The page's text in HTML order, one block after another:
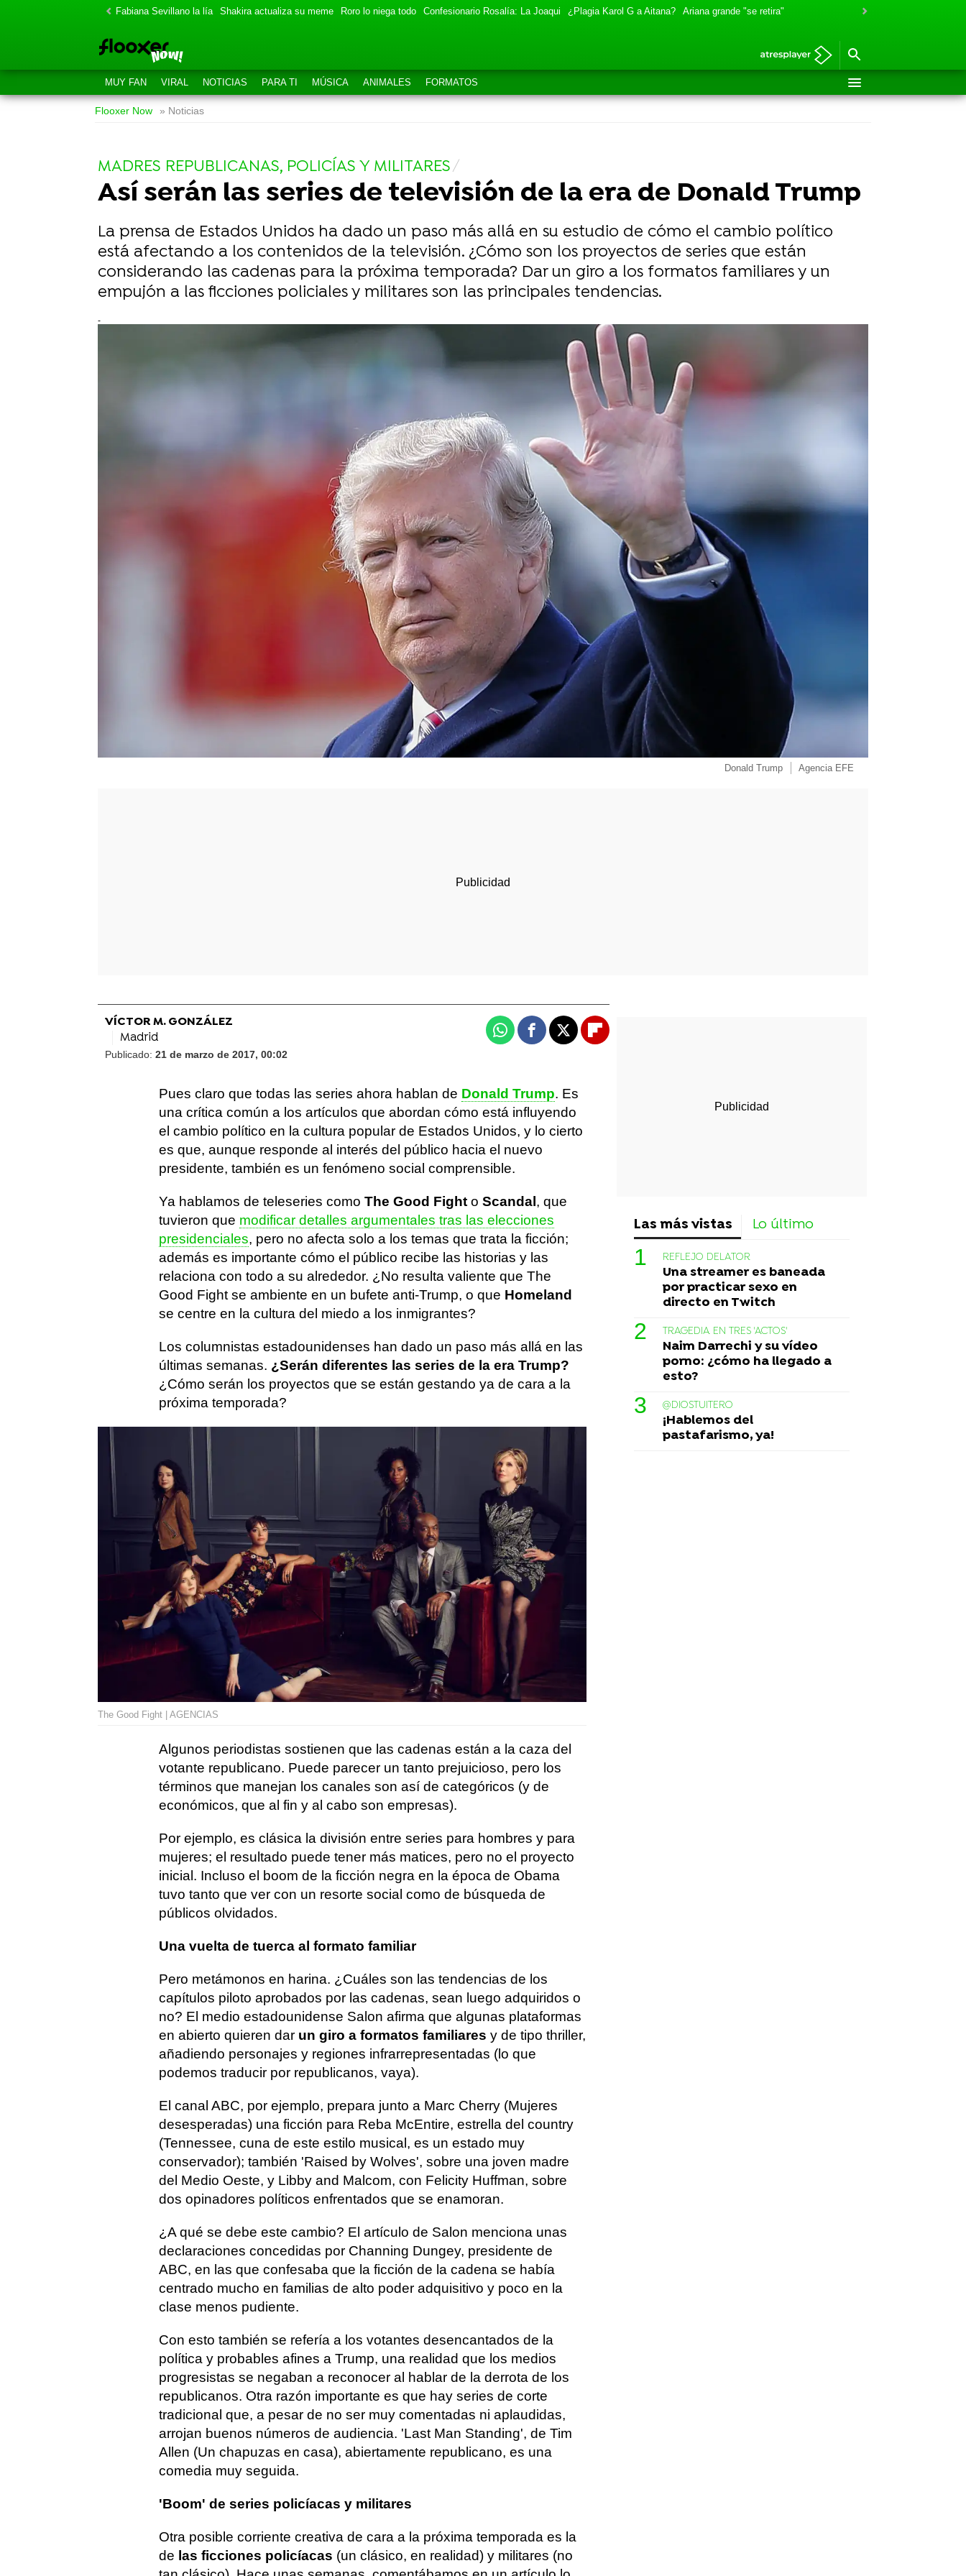
Fabiana Sevillano la lía Shakira actualiza su meme Roro lo niega todo Confesionario Rosalía: La Joaqui ¿Plagia Karol G a Aitana? Ariana grande "se retira"
MUY FAN VIRAL NOTICIAS PARA TI MÚSICA ANIMALES FORMATOS
Flooxer Now » Noticias
MADRES REPUBLICANAS, POLICÍAS Y MILITARES
Así serán las series de televisión de la era de Donald Trump
La prensa de Estados Unidos ha dado un paso más allá en su estudio de cómo el cambio político
está afectando a los contenidos de la televisión. ¿Cómo son los proyectos de series que están
considerando las cadenas para la próxima temporada? Dar un giro a los formatos familiares y un
empujón a las ficciones policiales y militares son las principales tendencias.
-
Donald Trump Agencia EFE
VÍCTOR M. GONZÁLEZ
Madrid
Publicado: 21 de marzo de 2017, 00:02
WhatsappFacebook
X Flipboard
Pues claro que todas las series ahora hablan de Donald Trump. Es
una crítica común a los artículos que abordan cómo está influyendo
el cambio político en la cultura popular de Estados Unidos, y lo cierto
es que, aunque responde al interés del público hacia el nuevo
presidente, también es un fenómeno social comprensible.
Ya hablamos de teleseries como The Good Fight o Scandal , que
tuvieron que modificar detalles argumentales tras las elecciones
presidenciales, pero no afecta solo a los temas que trata la ficción;
además es importante cómo el público recibe las historias y las
relaciona con todo a su alrededor. ¿No resulta valiente que The
Good Fight se ambiente en un bufete anti-Trump, o que Homeland
se centre en la cultura del miedo a los inmigrantes?
Los columnistas estadounidenses han dado un paso más allá en las
últimas semanas. ¿Serán diferentes las series de la era Trump?
¿Cómo serán los proyectos que se están gestando ya de cara a la
próxima temporada?
The Good Fight | AGENCIAS
Algunos periodistas sostienen que las cadenas están a la caza del
votante republicano. Puede parecer un tanto prejuicioso, pero los
términos que manejan los canales son así de categóricos (y de
económicos, que al fin y al cabo son empresas).
Por ejemplo, es clásica la división entre series para hombres y para
mujeres; el resultado puede tener más matices, pero no el proyecto
inicial. Incluso el boom de la ficción negra en la época de Obama
tuvo tanto que ver con un resorte social como de búsqueda de
públicos olvidados.
Una vuelta de tuerca al formato familiar
Pero metámonos en harina. ¿Cuáles son las tendencias de los
capítulos piloto aprobados por las cadenas, sean luego adquiridos o
no? El medio estadounidense Salon afirma que algunas plataformas
en abierto quieren dar un giro a formatos familiares y de tipo thriller,
añadiendo personajes y regiones infrarrepresentadas (lo que
podemos traducir por republicanos, vaya).
El canal ABC, por ejemplo, prepara junto a Marc Cherry (Mujeres
desesperadas) una ficción para Reba McEntire, estrella del country
(Tennessee, cuna de este estilo musical, es un estado muy
conservador); también 'Raised by Wolves', sobre una joven madre
del Medio Oeste, y Libby and Malcom, con Felicity Huffman, sobre
dos opinadores políticos enfrentados que se enamoran.
¿A qué se debe este cambio? El artículo de Salon menciona unas
declaraciones concedidas por Channing Dungey, presidente de
ABC, en las que confesaba que la ficción de la cadena se había
centrado mucho en familias de alto poder adquisitivo y poco en la
clase menos pudiente.
Con esto también se refería a los votantes desencantados de la
política y probables afines a Trump, una realidad que los medios
progresistas se negaban a reconocer al hablar de la derrota de los
republicanos. Otra razón importante es que hay series de corte
tradicional que, a pesar de no ser muy comentadas ni aplaudidas,
arrojan buenos números de audiencia. 'Last Man Standing', de Tim
Allen (Un chapuzas en casa), abiertamente republicano, es una
comedia muy seguida.
'Boom' de series policíacas y militares
Otra posible corriente creativa de cara a la próxima temporada es la
de las ficciones policíacas (un clásico, en realidad) y militares (no
Las más vistas Lo último
REFLEJO DELATOR
Una streamer es baneada
por practicar sexo en
directo en Twitch
TRAGEDIA EN TRES 'ACTOS'
Naim Darrechi y su vídeo
porno: ¿cómo ha llegado a
esto?
@DIOSTUITERO
¡Hablemos del
pastafarismo, ya!